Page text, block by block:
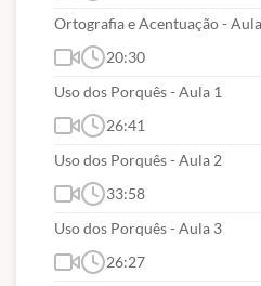
porte Técnico via
(segunda a sexta| 9h às
Curso com início
Aulas em videoaulas
quantas vezes quiser
Ortografia e Acentuação -
20:30
Uso dos Porquês - Aula 1
26:41
Uso dos Porquês - Aula 2
33:58
Uso dos Porquês - Aula 3
26:27